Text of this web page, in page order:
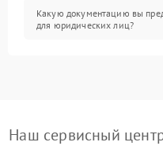
Какую документацию вы
для юридических лиц?
Наш сервисный